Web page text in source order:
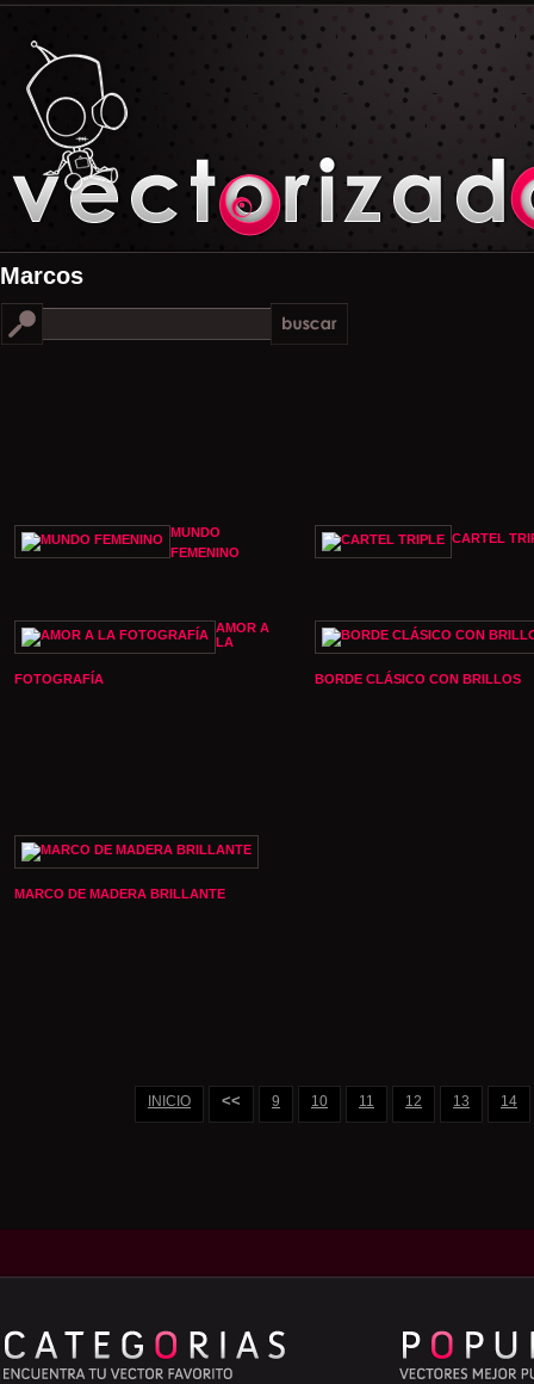
Marcos
MUNDO
FEMENINO
CARTEL
AMOR A
LA
FOTOGRAFÍA BORDE CLÁSICO CON BRILLOS
MARCO DE MADERA BRILLANTE
INICIO << 9 10 11 12 13 14